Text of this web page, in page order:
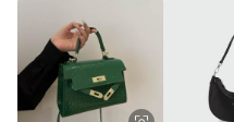
3. 訂單回饋金額將扣除運費/購
價券等虛擬貨幣折抵 4. 大宗採購
有相關事證認定您為大宗採購、
相關認定以Yahoo購物中心之認定